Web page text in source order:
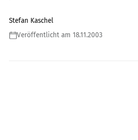
Stefan Kaschel
Veröffentlicht am 18.11.2003